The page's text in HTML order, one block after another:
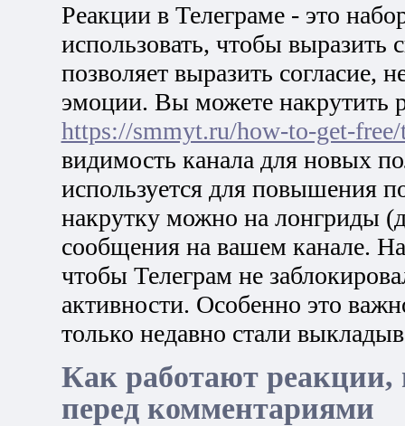
Реакции в Телеграме - это
использовать, чтобы
позволяет выразить согласие,
эмоции. Вы можете накрутить
https://smmyt.ru/how-to-get-
видимость канала для новых
используется для повышения
накрутку можно на лонгриды
сообщения на вашем канале.
чтобы Телеграм не
активности. Особенно это
только недавно стали
Как работают
перед комментариями